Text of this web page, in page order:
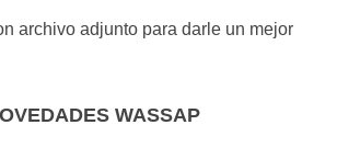
archivo adjunto para darle un mejor
WASSAP